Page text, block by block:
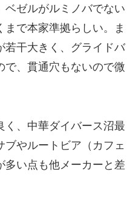
ベゼルがルミノバでない
で本家準拠らしい。ま
若干大きく、グライドバ
で、貫通穴もないので微
く、中華ダイバース沼最
やルートビア（カフェ
多い点も他メーカーと差